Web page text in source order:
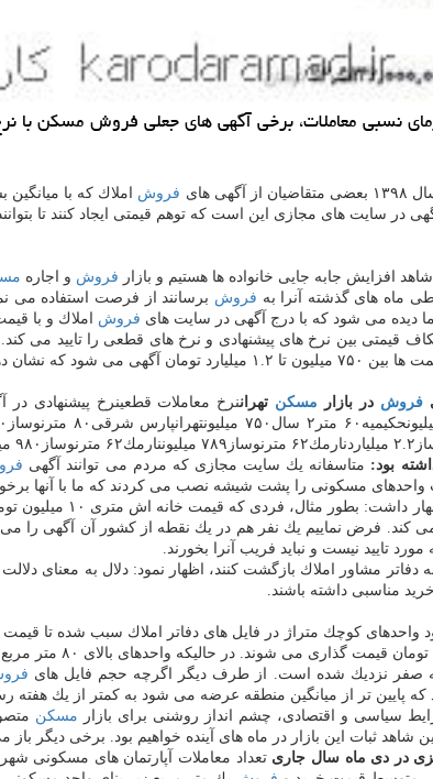
نسبی معاملات، برخی آگهی های جعلی فروش مسكن
های فروش املاك كه با
سایت های مجازی این است كه توهم قیمتی ایجاد كنند تا بتوانند
افزایش جابه جایی خانواده ها هستیم و بازار فروش و اجاره
طی ماه های گذشته آنرا به فروش برسانند از فرصت استفاده می
دیده می شود كه با درج آگهی در سایت های فروش املاك و با
می شود كه نشان دهنده هرج و مرج قیمتی در فضای مجازی است.
فروش در بازار مسكن تهران
بود: متاسفانه یك سایت مجازی كه مردم می توانند آگهی
مسكونی را پشت شیشه نصب می كردند كه ما با آنها
داشت: بطور مثال، فردی كه قیمت خانه اش متری ۱۰ میلیون تومان است و اصلاً قصد
خودرا متری ۱۶ میلیون تومان تعیین می كند. فرض نماییم یك نفر هم در یك
تایید نیست و نباید فریب آنرا بخورند.
مشاور املاك بازگشت كنند، اظهار نمود: دلال به معنای
مناسبی داشته باشند.
كوچك متراژ در فایل های دفاتر املاك سبب شده تا قیمت
صفر نزدیك شده است. از طرف دیگر اگرچه حجم فایل های
كه پایین تر از میانگین منطقه عرضه می شود به كمتر از یك
سیاسی و اقتصادی، چشم انداز روشنی برای بازار مسكن
این شاهد ثبات این بازار در ماه های آینده خواهیم بود. برخی دیگر
در دی ماه سال جاری